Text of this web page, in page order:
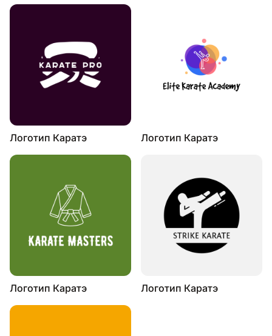
Логотип Каратэ Логотип Каратэ
Логотип Каратэ Логотип Каратэ